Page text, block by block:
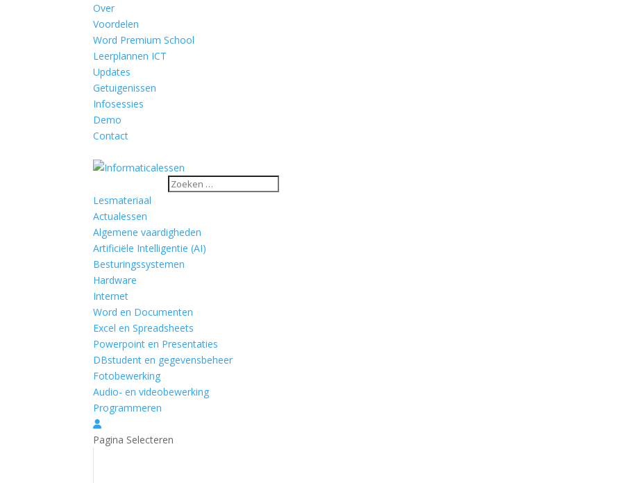
Over
Voordelen
Word Premium School
Leerplannen ICT
Updates
Getuigenissen
Infosessies
Demo
Contact
Lesmateriaal
Actualessen
Algemene vaardigheden
Artificiële Intelligentie (AI)
Besturingssystemen
Hardware
Internet
Word en Documenten
Excel en Spreadsheets
Powerpoint en Presentaties
DBstudent en gegevensbeheer
Fotobewerking
Audio- en videobewerking
Programmeren
Pagina Selecteren